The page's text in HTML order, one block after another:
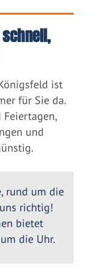
ist
für Sie da.
Feiertagen,
und
rund um die
richtig!
bietet
die Uhr.